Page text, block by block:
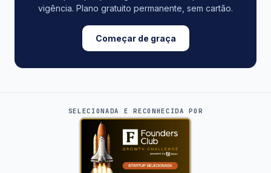
vigência. Plano gratuito permanente, sem cartão.
Começar de graça
SELECIONADA E RECONHECIDA POR